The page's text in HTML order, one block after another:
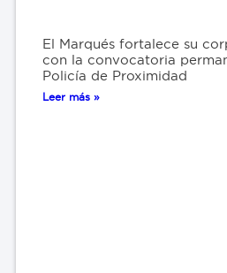
El Marqués fortalece su
con la convocatoria
Policía de Proximidad
Leer más »